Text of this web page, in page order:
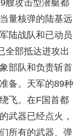
艘攻击型潜艇都
量核弹的陆基远
陆战队和已动员
全部抵达进攻出
部队和负责斩首
备。天军的89种
飞。在F国首都
武器已经点火，
所有的武器、弹